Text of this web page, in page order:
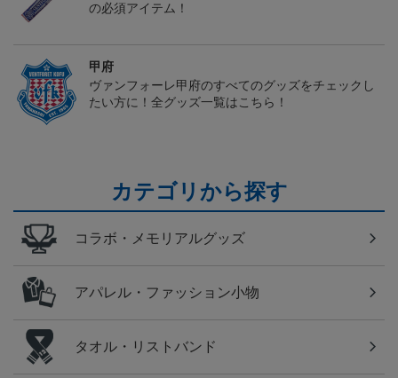
の必須アイテム！
甲府
ヴァンフォーレ甲府のすべてのグッズをチェックし
たい方に！全グッズ一覧はこちら！
カテゴリから探す
コラボ・メモリアルグッズ
アパレル・ファッション小物
タオル・リストバンド